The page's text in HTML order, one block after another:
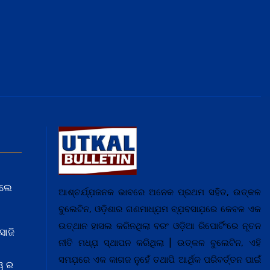
ର
ଆଶ୍ଚର୍ଯ୍ଯ଼ଜନକ ଭାବରେ ଅନେକ ପ୍ରଥମ ସହିତ, ଉତ୍କଳ
ବୁଲେଟିନ, ଓଡ଼ିଶାର ଗଣମାଧ୍ଯ଼ମ ବ୍ଯ଼ବସାଯ଼ରେ କେବଳ ଏକ
ଉତ୍ଥାନ ହାସଲ କରିନଥିଲା ବରଂ ଓଡ଼ିଆ ରିପୋର୍ଟିଂରେ ନୂତନ
ନୀତି ମଧ୍ଯ଼ ସ୍ଥାପନ କରିଥିଲା | ଉତ୍କଳ ବୁଲେଟିନ, ଏହି
ସମଯ଼ରେ ଏକ କାଗଜ ନୁହେଁ ତଥାପି ଆର୍ଥିକ ପରିବର୍ତ୍ତନ ପାଇଁ